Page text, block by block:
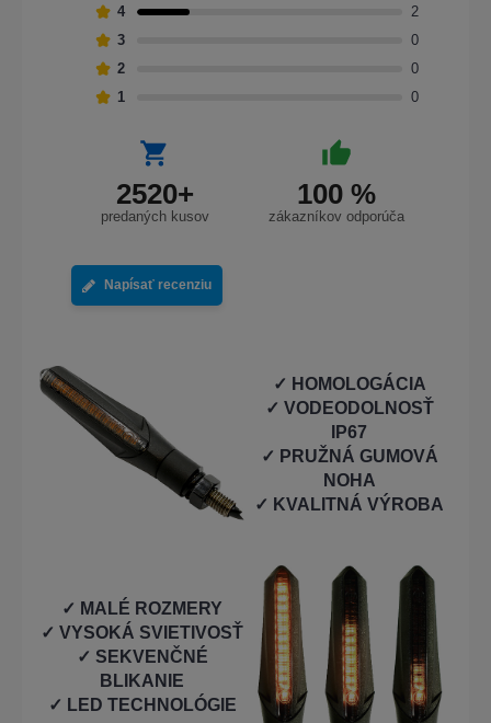
4
2
3
0
2
0
1
0
2520+
predaných kusov
100 %
zákazníkov odporúča
Napísať recenziu
✓ HOMOLOGÁCIA
✓ VODEODOLNOSŤ
IP67
✓ PRUŽNÁ GUMOVÁ
NOHA
✓ KVALITNÁ VÝROBA
✓ MALÉ ROZMERY
✓ VYSOKÁ SVIETIVOSŤ
✓ SEKVENČNÉ
BLIKANIE
✓ LED TECHNOLÓGIE